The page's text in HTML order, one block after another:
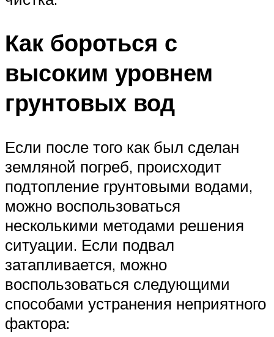
Как бороться с
высоким уровнем
грунтовых вод
Если после того как был сделан
земляной погреб, происходит
подтопление грунтовыми водами,
можно воспользоваться
несколькими методами решения
ситуации. Если подвал
затапливается, можно
воспользоваться следующими
способами устранения неприятного
фактора: